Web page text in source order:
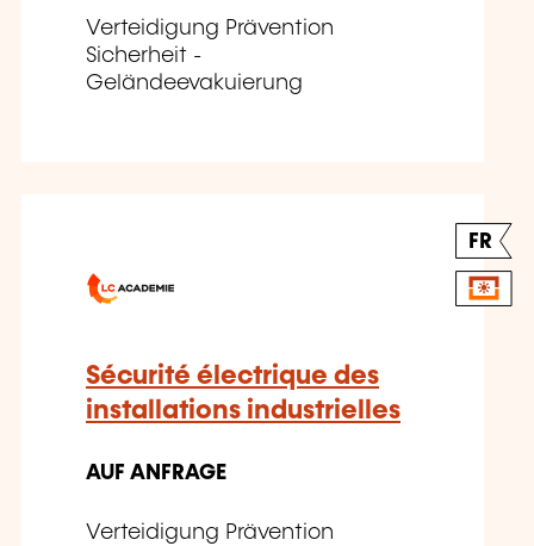
Verteidigung Prävention
Sicherheit -
Geländeevakuierung
FR
Sécurité électrique des
installations industrielles
AUF ANFRAGE
Verteidigung Prävention